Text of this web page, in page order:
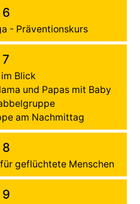
6
- Präventionskurs
7
Blick
und Papas mit Baby
am Nachmittag
8
geflüchtete Menschen
9